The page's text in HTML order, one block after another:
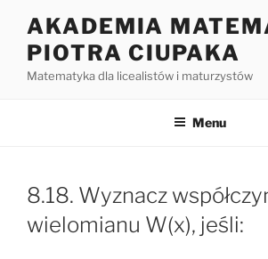
treści
AKADEMIA
PIOTRA CIUPAKA
Matematyka dla licealistów i maturzystów
Menu
8.18. Wyznacz
wielomianu W(x), jeśli: